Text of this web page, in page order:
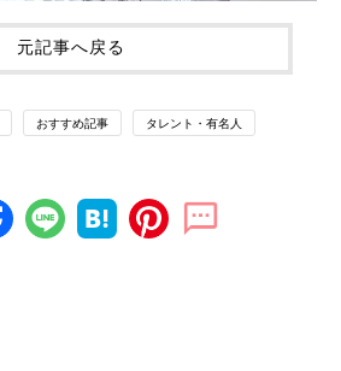
元記事へ戻る
おすすめ記事 タレント・有名人